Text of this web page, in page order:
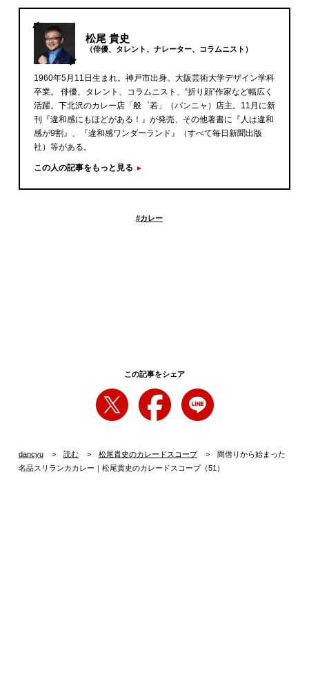
松尾 貴史
（俳優、タレント、ナレーター、コラムニスト）
1960年5月11日生まれ。神戸市出身。大阪芸術大学デザイン学科
卒業。 俳優、タレント、コラムニスト、“折り顔”作家など幅広く
活躍。下北沢のカレー店「般゜若」（パンニャ）店主。11月に新
刊『違和感にもほどがある！』が発売、その他著書に『人は違和
感が9割』、『違和感ワンダーランド』（すべて毎日新聞出版
社）等がある。
この人の記事をもっと見る
#カレー
この記事をシェア
dancyu 読む 松尾貴史のカレードスコープ
間借りから始まった
名品スリランカカレー｜松尾貴史のカレードスコープ（51）